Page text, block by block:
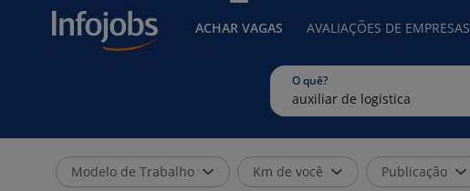
ACHAR VAGAS AVALIAÇÕES DE EMPRESAS
O quê?
Modelo de Trabalho Km de você Publicação